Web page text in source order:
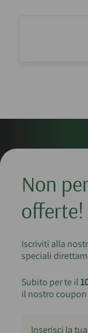
Non
offerte!
Iscriviti alla
speciali
Subito per te il
il nostro